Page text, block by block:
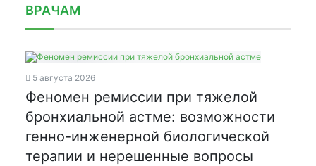
ВРАЧАМ
5 августа 2026
Феномен ремиссии при тяжелой
бронхиальной астме: возможности
генно-инженерной биологической
терапии и нерешенные вопросы